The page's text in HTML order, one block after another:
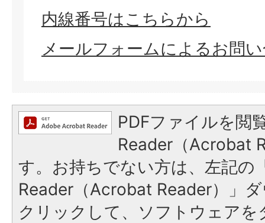
​​​​​​​内線番号はこちらから
メールフォームによるお問
PDFファイルを閲
Reader（Acrobat
す。お持ちでない方は、左記の
Reader（Acrobat Reader）」
クリックして、ソフトウェア